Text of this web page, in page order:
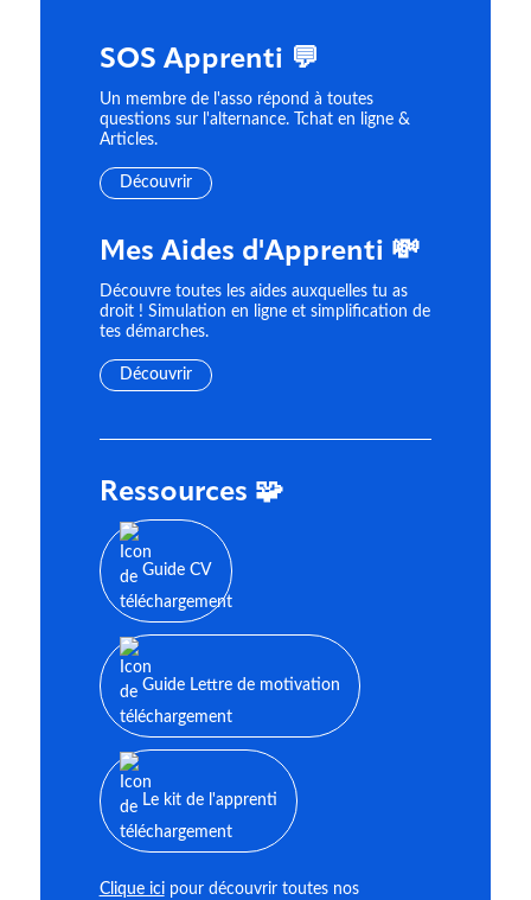
SOS Apprenti 💬
Un membre de l'asso répond à toutes
questions sur l'alternance. Tchat en ligne &
Articles.
Découvrir
Mes Aides d'Apprenti 💸
Découvre toutes les aides auxquelles tu as
droit ! Simulation en ligne et simplification de
tes démarches.
Découvrir
Ressources 🧩
Guide CV
Guide Lettre de motivation
Le kit de l'apprenti
Clique icipour découvrir toutes nos